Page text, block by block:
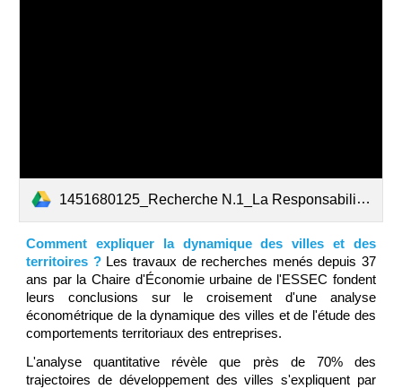
1451680125_Recherche N.1_La Responsabilité Terrritoriale_WEB.pdf
Comment expliquer la dynamique des villes et des
territoires ?Les travaux de recherches menés depuis 37
ans par la Chaire d'Économie urbaine de l'ESSEC fondent
leurs conclusions sur le croisement d'une analyse
économétrique de la dynamique des villes et de l'étude des
comportements territoriaux des entreprises.
L'analyse quantitative révèle que près de 70% des
trajectoires de développement des villes s'expliquent par